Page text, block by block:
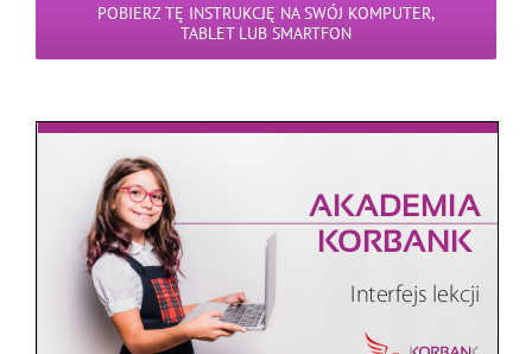
POBIERZ TĘ INSTRUKCJĘ NA SWÓJ KOMPUTER,
TABLET LUB SMARTFON